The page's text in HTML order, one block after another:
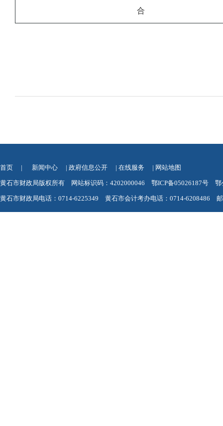
合
首页 | 新闻中心 | 政府信息公开 | 在线服务 | 网站地图
黄石市财政局版权所有 网站标识码：4202000046 鄂ICP备05026187号 鄂
黄石市财政局电话：0714-6225349 黄石市会计考办电话：0714-6208486